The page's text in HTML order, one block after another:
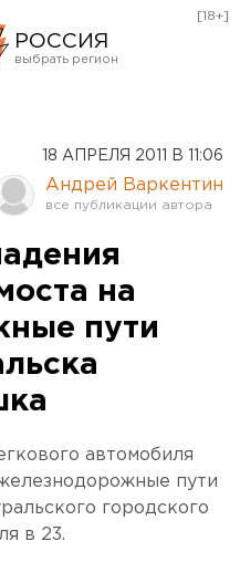
РОССИЯ
Оренбург
[18+]
18 АПРЕЛЯ 2011 В 11:06
Андрей Варкентин
на
пути
автомобиля
пути
городского
в 23.